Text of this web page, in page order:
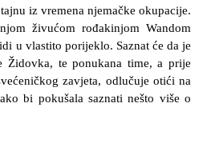
iz vremena njemačke okupacije.
živućom rođakinjom Wandom
u vlastito porijeklo. Saznat će da je
te ponukana time, a prije
zavjeta, odlučuje otići na
bi pokušala saznati nešto više o